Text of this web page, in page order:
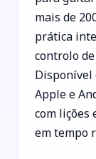
mais de
prática
controlo
Apple e
com lições
em tempo